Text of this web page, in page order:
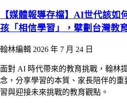
【媒體報導存檔】AI世代該如
孩「相信學習」，擘劃台灣教
翰林編輯 2026 年 7 月 24 日
面對 AI 時代帶來的教育挑戰，翰林
念，分享學習的本質、家長陪伴的
習與迎接未來挑戰的教育觀點。